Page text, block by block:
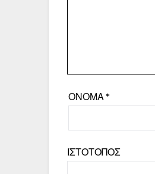
ΌΝΟΜΑ*
ΙΣΤΌΤΟΠΟΣ